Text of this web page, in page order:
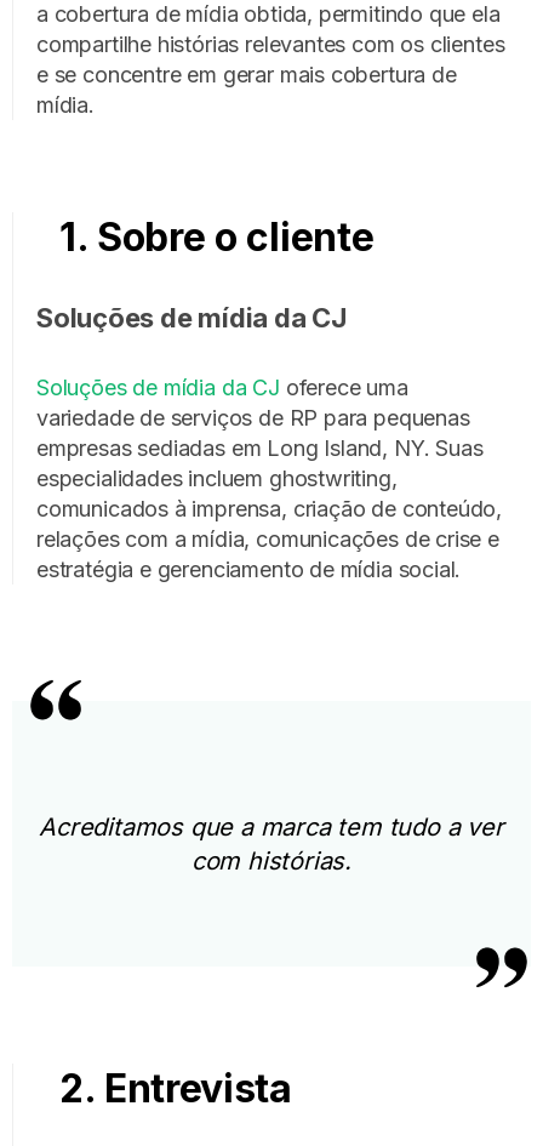
a cobertura de mídia obtida, permitindo que ela
compartilhe histórias relevantes com os clientes
e se concentre em gerar mais cobertura de
mídia.
1. Sobre o cliente
Soluções de mídia da CJ
Soluções de mídia da CJ oferece uma
variedade de serviços de RP para pequenas
empresas sediadas em Long Island, NY. Suas
especialidades incluem ghostwriting,
comunicados à imprensa, criação de conteúdo,
relações com a mídia, comunicações de crise e
estratégia e gerenciamento de mídia social.
Acreditamos que a marca tem tudo a ver
com histórias.
2. Entrevista